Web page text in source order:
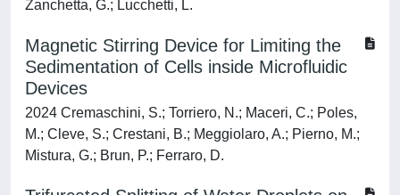
Zanchetta, G.; Lucchetti, L.
Magnetic Stirring Device for Limiting the
Sedimentation of Cells inside Microfluidic
Devices
2024 Cremaschini, S.; Torriero, N.; Maceri, C.; Poles,
M.; Cleve, S.; Crestani, B.; Meggiolaro, A.; Pierno, M.;
Mistura, G.; Brun, P.; Ferraro, D.